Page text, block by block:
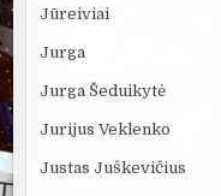
Jūreiviai
Jurga
Jurga Šeduikytė
Jurijus Veklenko
Justas Juškevičius